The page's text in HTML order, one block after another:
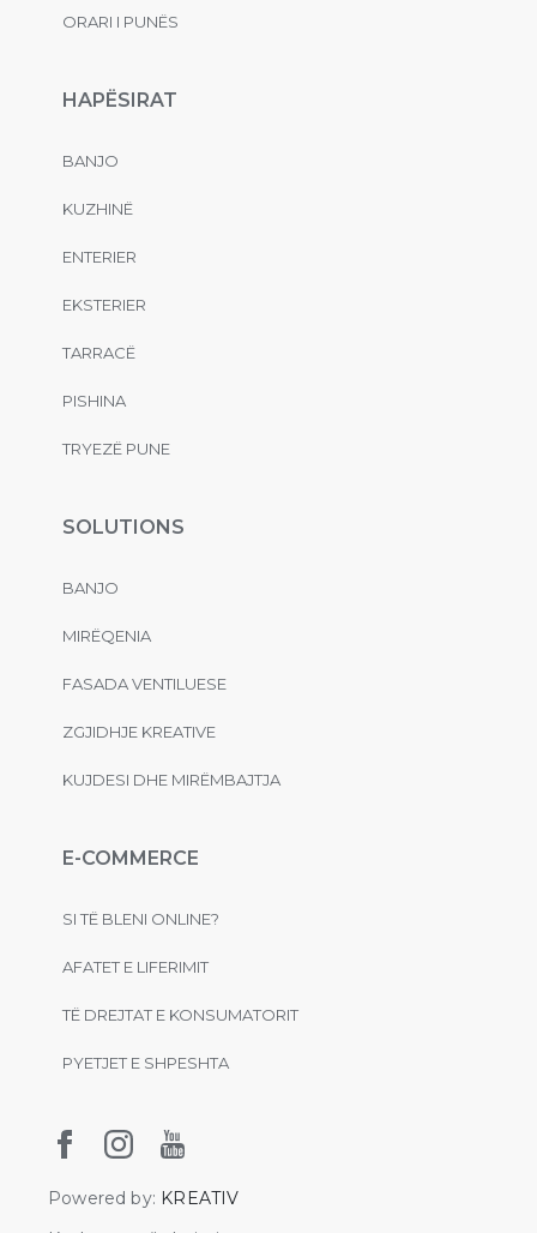
ORARI I PUNËS
HAPËSIRAT
BANJO
KUZHINË
ENTERIER
EKSTERIER
TARRACË
PISHINA
TRYEZË PUNE
SOLUTIONS
BANJO
MIRËQENIA
FASADA VENTILUESE
ZGJIDHJE KREATIVE
KUJDESI DHE MIRËMBAJTJA
E-COMMERCE
SI TË BLENI ONLINE?
AFATET E LIFERIMIT
TË DREJTAT E KONSUMATORIT
PYETJET E SHPESHTA
Powered by: KREATIV